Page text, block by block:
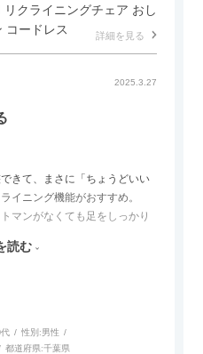
クライニングチェア おし
コードレス
詳細を見る
2025.3.27
きて、まさに「ちょうどいい
イニング機能がおすすめ。
マンがなくても足をしっかり
らリラックスできるのが嬉し
ので、コンセントの場所を気
画期的に感じました。
読む
性別:男性
都道府県:千葉県